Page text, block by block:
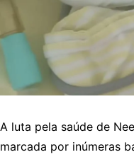
A luta pela saúde de
marcada por inúmeras